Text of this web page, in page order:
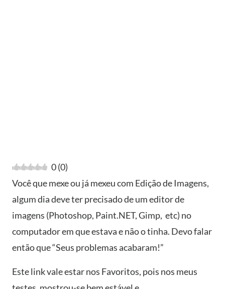
0(0)
Você que mexe ou já mexeu com Edição de Imagens,
algum dia deve ter precisado de um editor de
imagens (Photoshop, Paint.NET, Gimp, etc) no
computador em que estava e não o tinha. Devo falar
então que “Seus problemas acabaram!”
Este link vale estar nos Favoritos, pois nos meus